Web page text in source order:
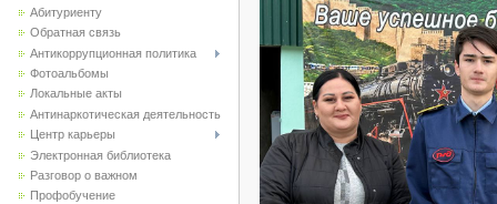
Абитуриенту
Обратная связь
Антикоррупционная политика
Фотоальбомы
Локальные акты
Антинаркотическая деятельность
Центр карьеры
Электронная библиотека
Разговор о важном
Профобучение